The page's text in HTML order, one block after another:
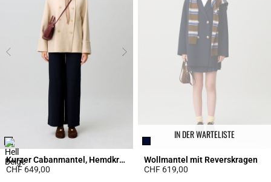
Kurzer Cabanmantel, Hemdkragen
CHF 649,00
IN DER WARTELISTE
Wollmantel mit Reverskragen
CHF 619,00